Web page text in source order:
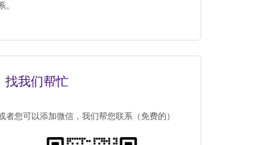
。
找我们帮忙
者您可以添加微信，我们帮您联系（免费的）